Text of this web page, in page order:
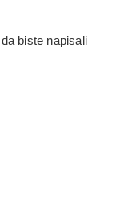
da biste napisali